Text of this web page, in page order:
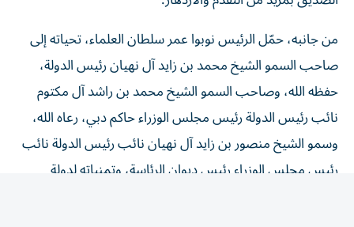
صاحب السمو الشيخ محمد بن زايد آل نهيان رئيس الدولة،
حفظه الله، وصاحب السمو الشيخ محمد بن راشد آل مكتوم
نائب رئيس الدولة رئيس مجلس الوزراء حاكم دبي، رعاه الله،
وسمو الشيخ منصور بن زايد آل نهيان نائب رئيس الدولة نائب
رئيس مجلس الوزراء رئيس ديوان الرئاسة، وتمنياته لدولة
الإمارات قيادة وحكومة وشعبا بالمزيد من التطور والنماء.